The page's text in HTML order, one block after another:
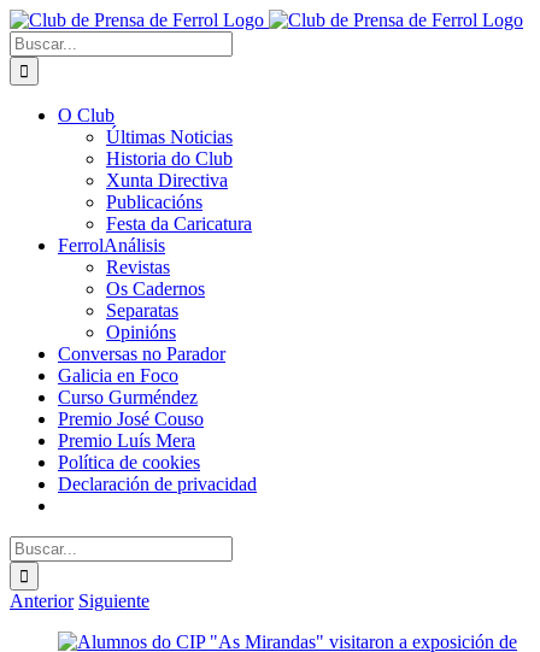
Saltar
al
contenido
Buscar:
O Club
Últimas Noticias
Historia do Club
Xunta Directiva
Publicacións
Festa da Caricatura
FerrolAnálisis
Revistas
Os Cadernos
Separatas
Opinións
Conversas no Parador
Galicia en Foco
Curso Gurméndez
Premio José Couso
Premio Luís Mera
Política de cookies
Declaración de privacidad
Buscar:
Anterior Siguiente
Ver